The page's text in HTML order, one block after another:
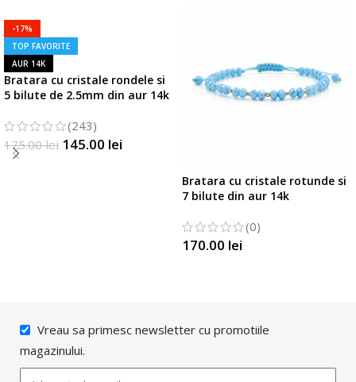
-17%
TOP FAVORITE
AUR 14K
Bratara cu cristale rondele si
5 bilute de 2.5mm din aur 14k
(243)
175.00lei 145.00 lei
Bratara cu cristale rotunde si
7 bilute din aur 14k
(0)
170.00 lei
Vreau sa primesc newsletter cu promotiile
magazinului.